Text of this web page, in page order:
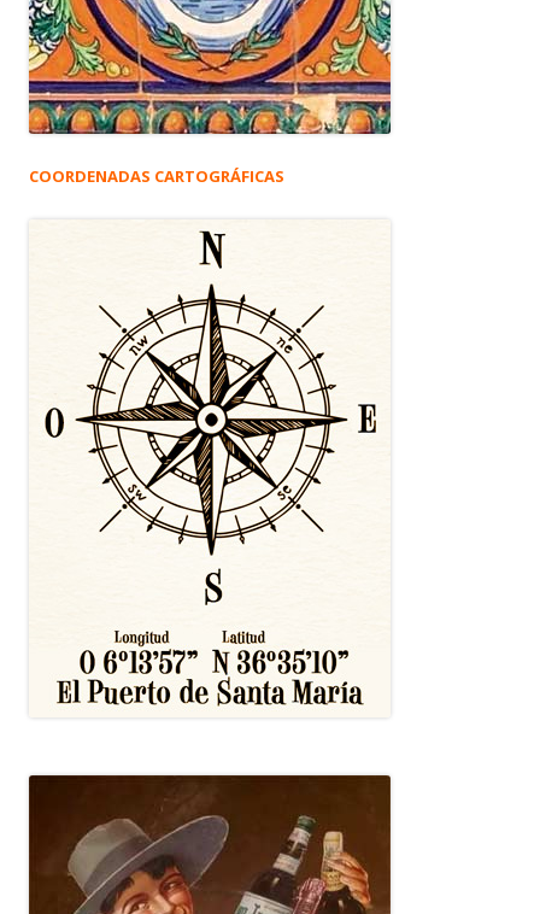
COORDENADAS CARTOGRÁFICAS